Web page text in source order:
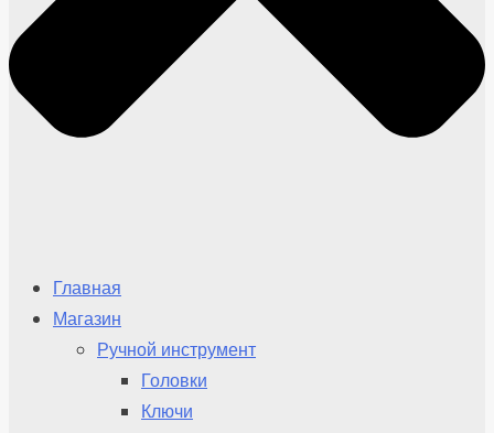
Главная
Магазин
Ручной инструмент
Головки
Ключи